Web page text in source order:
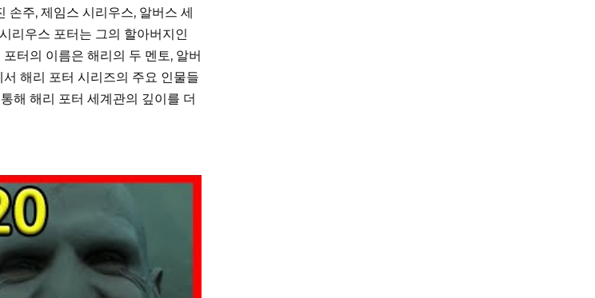
주, 제임스 시리우스, 알버스 세
리우스 포터는 그의 할아버지인
터의 이름은 해리의 두 멘토, 알버
해리 포터 시리즈의 주요 인물들
해 해리 포터 세계관의 깊이를 더